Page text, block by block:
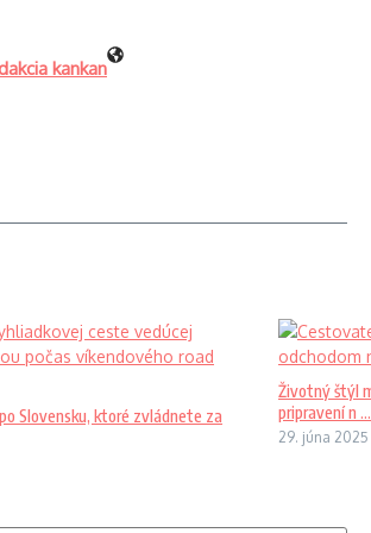
kankan
Slovensku, ktoré zvládnete za
Životný štýl
pripravení n ...
29. júna 2025